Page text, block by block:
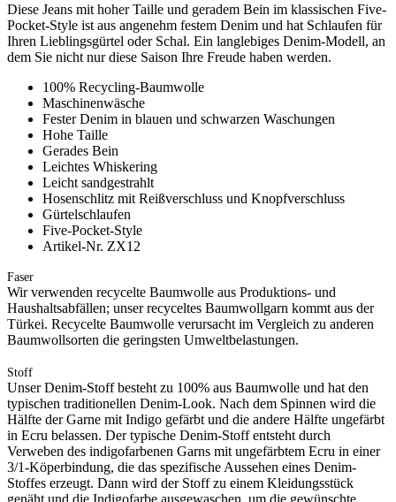
Diese Jeans mit hoher Taille und geradem Bein im klassischen Five-
Pocket-Style ist aus angenehm festem Denim und hat Schlaufen für
Ihren Lieblingsgürtel oder Schal. Ein langlebiges Denim-Modell, an
dem Sie nicht nur diese Saison Ihre Freude haben werden.
100% Recycling-Baumwolle
Maschinenwäsche
Fester Denim in blauen und schwarzen Waschungen
Hohe Taille
Gerades Bein
Leichtes Whiskering
Leicht sandgestrahlt
Hosenschlitz mit Reißverschluss und Knopfverschluss
Gürtelschlaufen
Five-Pocket-Style
Artikel-Nr. ZX12
Faser
Wir verwenden recycelte Baumwolle aus Produktions- und
Haushaltsabfällen; unser recyceltes Baumwollgarn kommt aus der
Türkei. Recycelte Baumwolle verursacht im Vergleich zu anderen
Baumwollsorten die geringsten Umweltbelastungen.
Stoff
Unser Denim-Stoff besteht zu 100% aus Baumwolle und hat den
typischen traditionellen Denim-Look. Nach dem Spinnen wird die
Hälfte der Garne mit Indigo gefärbt und die andere Hälfte ungefärbt
in Ecru belassen. Der typische Denim-Stoff entsteht durch
Verweben des indigofarbenen Garns mit ungefärbtem Ecru in einer
3/1-Köperbindung, die das spezifische Aussehen eines Denim-
Stoffes erzeugt. Dann wird der Stoff zu einem Kleidungsstück
genäht und die Indigofarbe ausgewaschen, um die gewünschte